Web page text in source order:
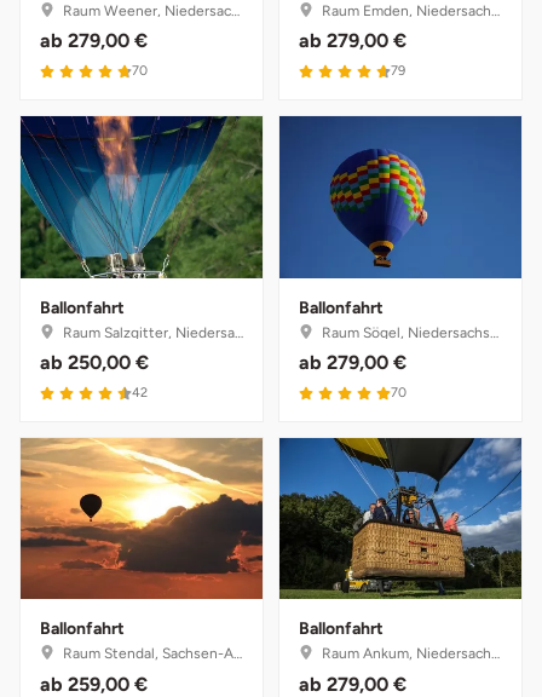
Raum Weener, Niedersachsen
ab 279,00 €
4.8 von 5
70
Raum Emden, Niedersachsen
ab 279,00 €
4.7 von 5
79
Ballonfahrt
Raum Salzgitter, Niedersachsen
ab 250,00 €
4.5 von 5
42
Ballonfahrt
Raum Sögel, Niedersachsen
ab 279,00 €
5 von 5
70
Ballonfahrt
Raum Stendal, Sachsen-Anhalt
ab 259,00 €
Ballonfahrt
Raum Ankum, Niedersachsen
ab 279,00 €